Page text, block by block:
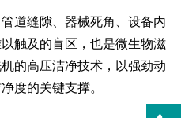
缝隙、器械死角、设备内
触及的盲区，也是微生物滋
的高压洁净技术，以强劲动
度的关键支撑。